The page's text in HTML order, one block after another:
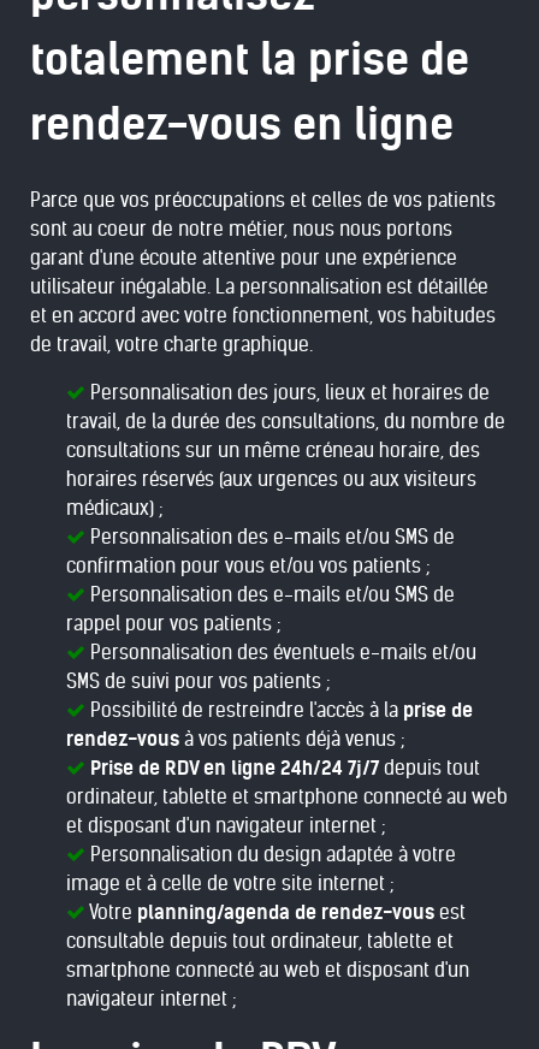
totalement la prise de
rendez-vous en ligne
Parce que vos préoccupations et celles de vos patients
sont au coeur de notre métier, nous nous portons
garant d'une écoute attentive pour une expérience
utilisateur inégalable. La personnalisation est détaillée
et en accord avec votre fonctionnement, vos habitudes
de travail, votre charte graphique.
Personnalisation des jours, lieux et horaires de
travail, de la durée des consultations, du nombre de
consultations sur un même créneau horaire, des
horaires réservés (aux urgences ou aux visiteurs
médicaux) ;
Personnalisation des e-mails et/ou SMS de
confirmation pour vous et/ou vos patients ;
Personnalisation des e-mails et/ou SMS de
rappel pour vos patients ;
Personnalisation des éventuels e-mails et/ou
SMS de suivi pour vos patients ;
Possibilité de restreindre l'accès à la prise de
rendez-vous à vos patients déjà venus ;
Prise de RDV en ligne 24h/24 7j/7depuis tout
ordinateur, tablette et smartphone connecté au web
et disposant d'un navigateur internet ;
Personnalisation du design adaptée à votre
image et à celle de votre site internet ;
Votre planning/agenda de rendez-vous est
consultable depuis tout ordinateur, tablette et
smartphone connecté au web et disposant d'un
navigateur internet ;